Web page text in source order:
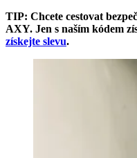
TIP: Chcete cestovat
AXY. Jen s naším kódem
získejte slevu.